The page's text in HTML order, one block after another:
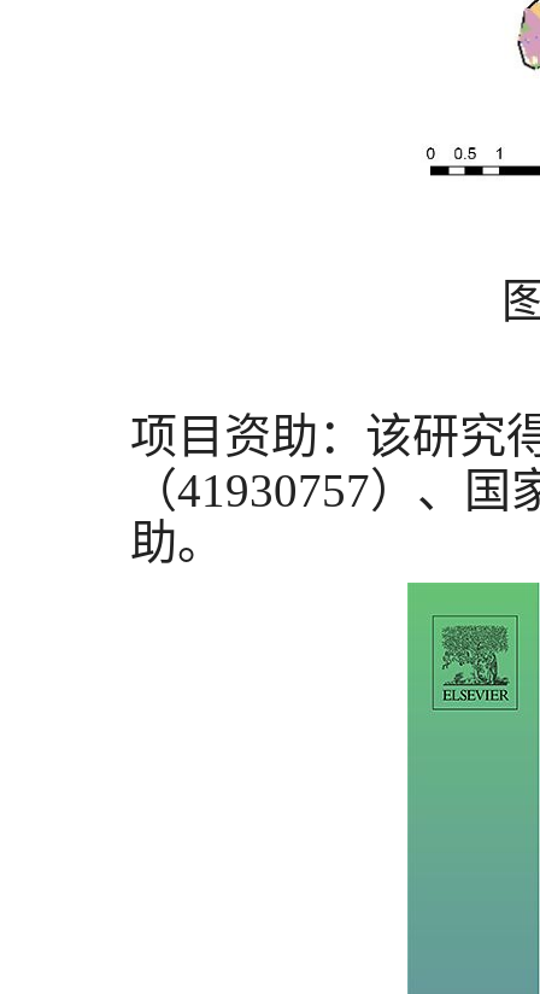
项目资助： 该研究
（41930757）、国
助。